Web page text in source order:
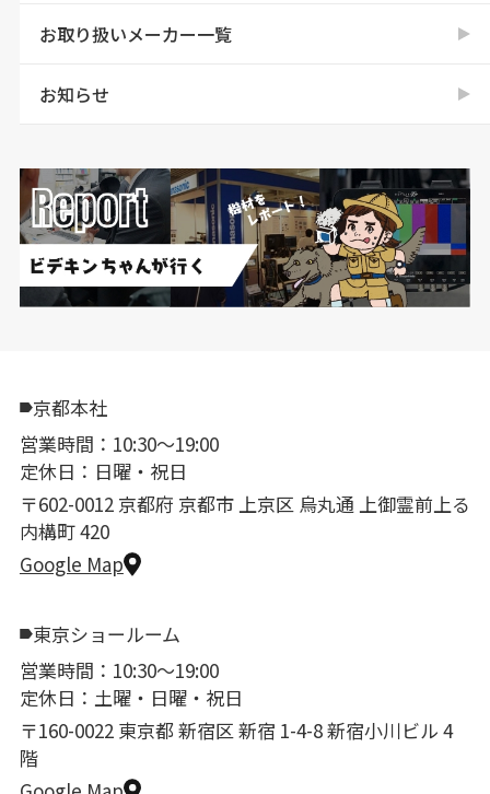
お取り扱いメーカー一覧
お知らせ
京都本社
営業時間：10:30〜19:00
定休日：日曜・祝日
〒602-0012 京都府 京都市 上京区 烏丸通 上御霊前上る
内構町 420
Google Map
東京ショールーム
営業時間：10:30〜19:00
定休日：土曜・日曜・祝日
〒160-0022 東京都 新宿区 新宿 1-4-8 新宿小川ビル 4
階